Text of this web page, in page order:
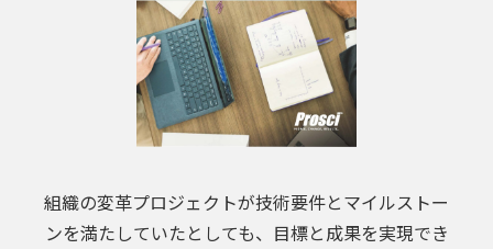
組織の変革プロジェクトが技術要件とマイルストー
ンを満たしていたとしても、目標と成果を実現でき